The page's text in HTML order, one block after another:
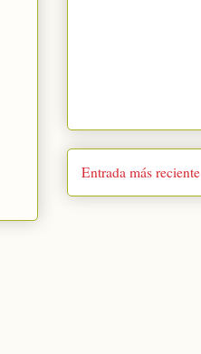
Entrada más reciente